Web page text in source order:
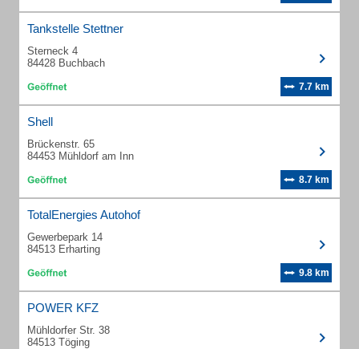
Tankstelle Stettner
Sterneck 4
84428 Buchbach
7.7 km
Shell
Brückenstr. 65
84453 Mühldorf am Inn
8.7 km
TotalEnergies Autohof
Gewerbepark 14
84513 Erharting
9.8 km
POWER KFZ
Mühldorfer Str. 38
84513 Töging